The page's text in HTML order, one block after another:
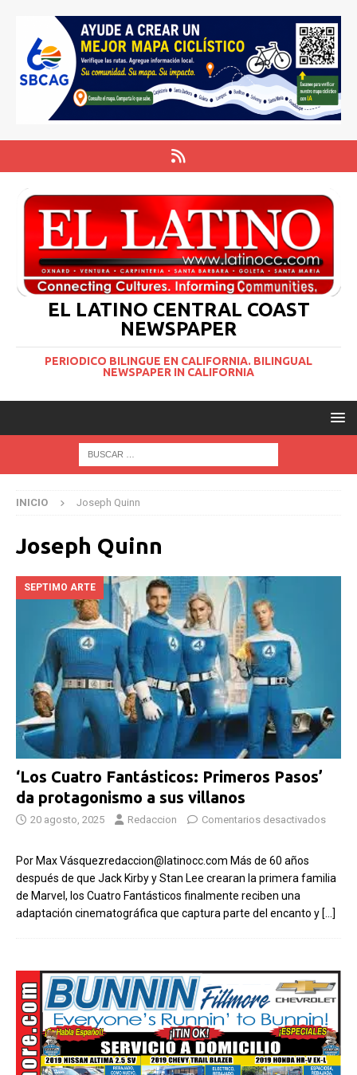
EL LATINO CENTRAL COAST
NEWSPAPER
PERIODICO BILINGUE EN CALIFORNIA. BILINGUAL
NEWSPAPER IN CALIFORNIA
INICIO Joseph Quinn
Joseph Quinn
SEPTIMO ARTE
‘Los Cuatro Fantásticos: Primeros Pasos’
da protagonismo a sus villanos
20 agosto, 2025 Redaccion Comentarios desactivados
Por Max Vásquezredaccion@latinocc.com Más de 60 años
después de que Jack Kirby y Stan Lee crearan la primera familia
de Marvel, los Cuatro Fantásticos finalmente reciben una
adaptación cinematográfica que captura parte del encanto y […]